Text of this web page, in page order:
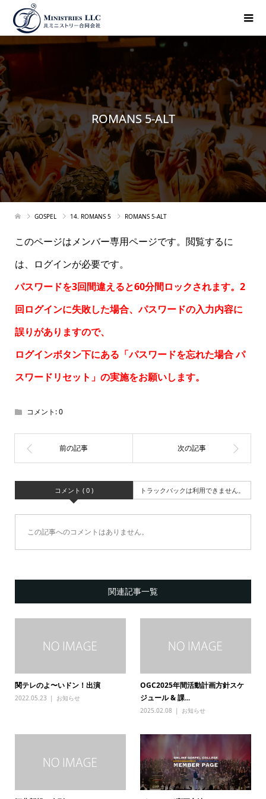
ROMANS 5-ALT
GOSPEL 14. ROMANS 5 ROMANS 5-ALT
このページはメンバー専用ページです。閲覧するに
は、ログインが必要です。
パスワードを3回間違えると60分間ロックされます。2
回ログインに失敗した場合、パスワードの入力内容に
誤りがありますので、
ログインボタン下にある「パスワードを忘れた場合パ
スワードリセット 」の実施をお願いします。
コメント:0
コメント ( 0 ) トラックバックは利用できません。
この記事へのコメントはありません。
関連記事一覧
関テレのよ〜いドン！出演
2022.05.23 お知らせ
OGC2025年間活動計画方針スケ
ジュール & 課...
2025.02.08 お知らせ